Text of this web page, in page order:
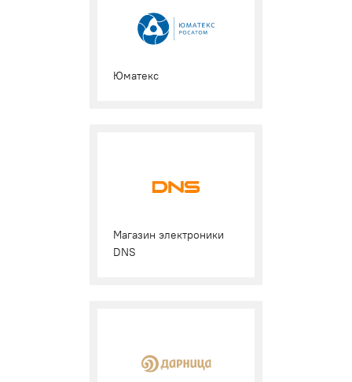
Юматекс
Магазин электроники
DNS